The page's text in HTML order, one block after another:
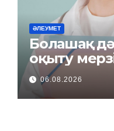
ӘЛЕУМЕТ
Болашақ
оқыту
керек пе?
06.08.2026